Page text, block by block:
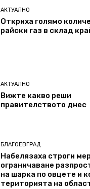
АКТУАЛНО
Откриха голямо
райски газ в склад
АКТУАЛНО
Вижте какво реши
правителството днес
БЛАГОЕВГРАД
Набелязаха строги
ограничаване
на шарка по овцете и
територията на